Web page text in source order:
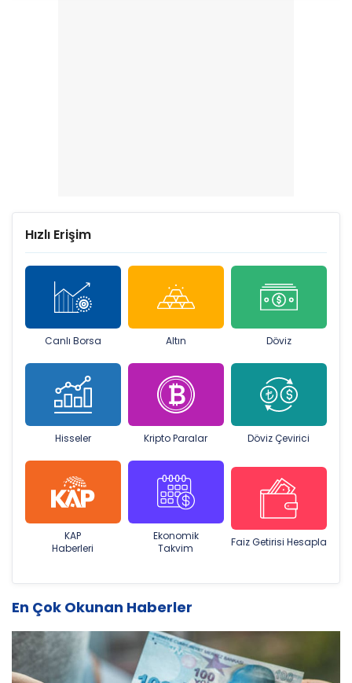
Hızlı Erişim
Canlı Borsa Altın Döviz
Hisseler Kripto Paralar Döviz Çevirici
KAP
Haberleri
Ekonomik
Takvim
Faiz Getirisi Hesapla
En Çok Okunan Haberler